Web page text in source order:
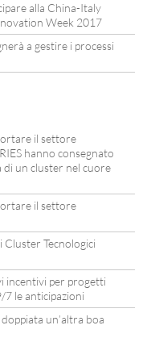
alla China-Italy
Week 2017
a gestire i processi
il settore
hanno consegnato
di un cluster nel cuore
il settore
Tecnologici
incentivi per progetti
7 le anticipazioni
un’altra boa